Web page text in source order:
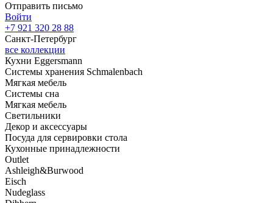
Отправить письмо
Войти
+7 921 320 28 88
Санкт-Петербург
все коллекции
Кухни Eggersmann
Системы хранения Schmalenbach
Мягкая мебель
Системы сна
Мягкая мебель
Светильники
Декор и аксессуары
Посуда для сервировки стола
Кухонные принадлежности
Outlet
Ashleigh&Burwood
Eisch
Nudeglass